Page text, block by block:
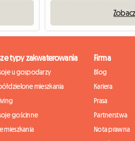
typy zakwaterowania
u gospodarzy
mieszkania
gościnne
mieszkania
Firma
Blog
Kariera
Prasa
Partnerstwa
Nota prawna